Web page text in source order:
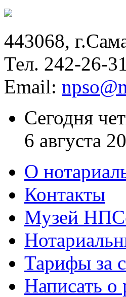
443068,
Тел. 242-26-31
Email:
Сегодня
6 августа
О
Контакты
Музей
Тарифы за
Написать о